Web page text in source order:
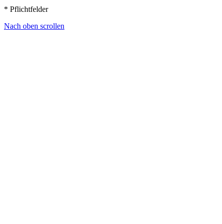
* Pflichtfelder
Nach oben scrollen